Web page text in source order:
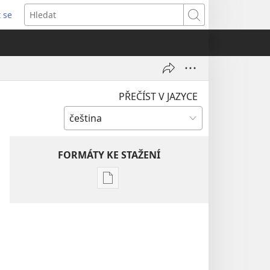
se
Hledat
PŘEČÍST V JAZYCE
FORMÁTY KE STAŽENÍ
Formáty